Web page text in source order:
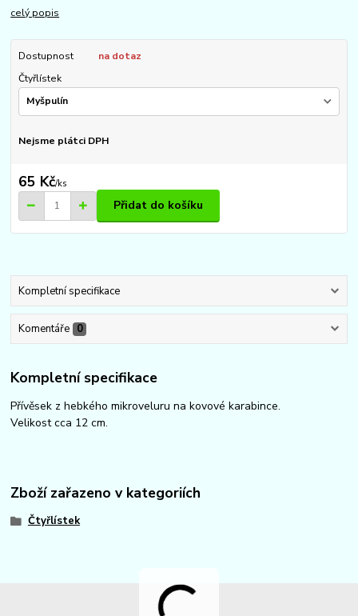
celý popis
Dostupnost
na dotaz
Čtyřlístek
Nejsme plátci DPH
65 Kč/ks
Přidat do košíku
Kompletní specifikace
Komentáře 0
Kompletní specifikace
Přívěsek z hebkého mikroveluru na kovové karabince.
Velikost cca 12 cm.
Zboží zařazeno v kategoriích
Čtyřlístek